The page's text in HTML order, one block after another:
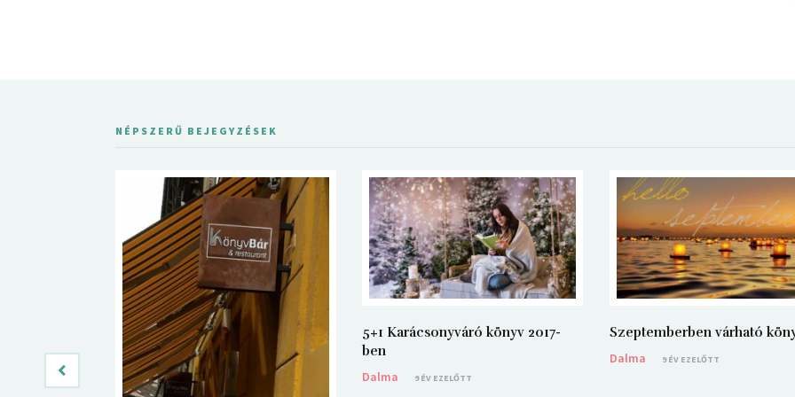
NÉPSZERŰ BEJEGYZÉSEK
5+1 Karácsonyváró könyv 2017-
ben
Dalma
9 ÉV EZELŐTT
Szeptemberben várható
Dalma
9 ÉV EZELŐTT